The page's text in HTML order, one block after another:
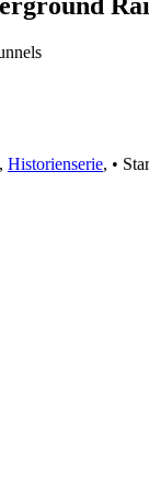
, Historienserie, •